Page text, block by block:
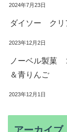
2024年7月23日
ダイソー クリ
2023年12月2日
ノーベル製菓
＆青りんご
2023年12月1日